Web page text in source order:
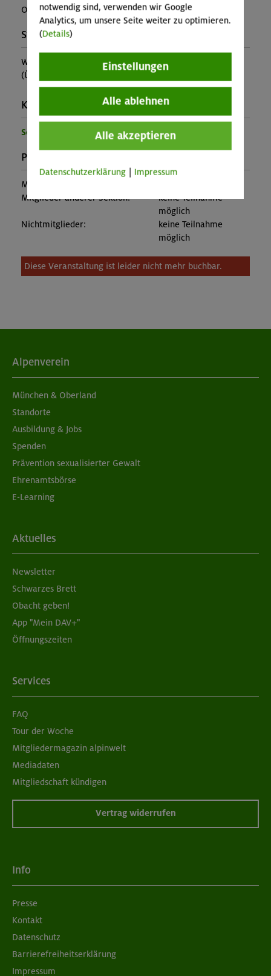
OL-25-0106
Stützpunkt:
Weidener Hütte
(Ü+HP im MBZ ca. 68€, im Lager ca. 62€)
Kontakt Veranstalter:
Sektion Oberland
Preise:
Mitglieder:
Mitglieder anderer Sektion:
keine Teilnahme
möglich
Nichtmitglieder:
keine Teilnahme
möglich
Diese Veranstaltung ist leider nicht mehr buchbar.
Alpenverein
München & Oberland
Standorte
Ausbildung & Jobs
Spenden
Prävention sexualisierter Gewalt
Ehrenamtsbörse
E-Learning
Aktuelles
Newsletter
Schwarzes Brett
Obacht geben!
App "Mein DAV+"
Öffnungszeiten
Services
FAQ
Tour der Woche
Mitgliedermagazin alpinwelt
Mediadaten
Mitgliedschaft kündigen
Vertrag widerrufen
Info
Presse
Kontakt
Datenschutz
Barrierefreiheitserklärung
Impressum
notwendig sind, verwenden wir Google
Analytics, um unsere Seite weiter zu optimieren.
(Details)
Einstellungen
Alle ablehnen
Alle akzeptieren
Datenschutzerklärung Impressum